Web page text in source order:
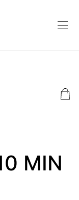
MIN